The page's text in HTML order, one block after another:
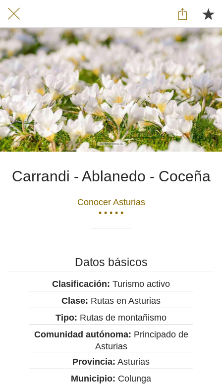
Carrandi - Ablanedo - Coceña
Conocer Asturias
• • • • •
Datos básicos
Clasificación: Turismo activo
Clase: Rutas en Asturias
Tipo: Rutas de montañismo
Comunidad autónoma: Principado de
Asturias
Provincia: Asturias
Municipio: Colunga